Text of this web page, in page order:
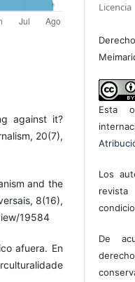
against it?
20(7),
and the
8(16),
19584
afuera. En
Licencia
Esta
Los
De